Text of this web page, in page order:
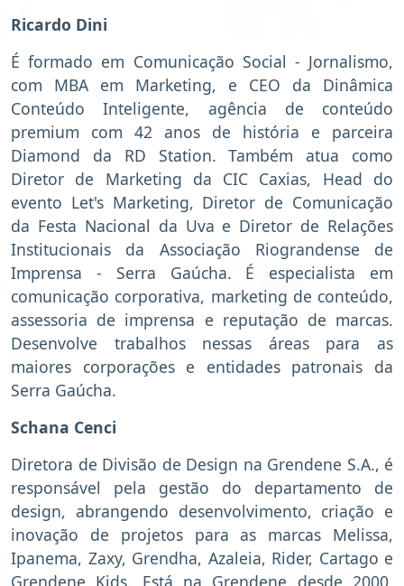
Ricardo Dini
É formado em Comunicação Social - Jornalismo,
com MBA em Marketing, e CEO da Dinâmica
Conteúdo Inteligente, agência de conteúdo
premium com 42 anos de história e parceira
Diamond da RD Station. Também atua como
Diretor de Marketing da CIC Caxias, Head do
evento Let's Marketing, Diretor de Comunicação
da Festa Nacional da Uva e Diretor de Relações
Institucionais da Associação Riograndense de
Imprensa - Serra Gaúcha. É especialista em
comunicação corporativa, marketing de conteúdo,
assessoria de imprensa e reputação de marcas.
Desenvolve trabalhos nessas áreas para as
maiores corporações e entidades patronais da
Serra Gaúcha.
Schana Cenci
Diretora de Divisão de Design na Grendene S.A., é
responsável pela gestão do departamento de
design, abrangendo desenvolvimento, criação e
inovação de projetos para as marcas Melissa,
Ipanema, Zaxy, Grendha, Azaleia, Rider, Cartago e
Grendene Kids. Está na Grendene desde 2000,